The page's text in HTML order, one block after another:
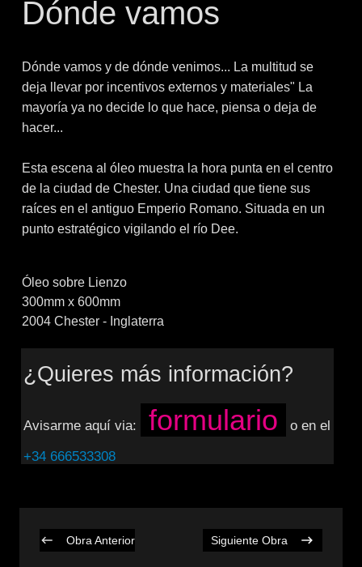
Dónde vamos
Dónde vamos y de dónde venimos... La multitud se
deja llevar por incentivos externos y materiales" La
mayoría ya no decide lo que hace, piensa o deja de
hacer...
Esta escena al óleo muestra la hora punta en el centro
de la ciudad de Chester. Una ciudad que tiene sus
raíces en el antiguo Emperio Romano. Situada en un
punto estratégico vigilando el río Dee.
Óleo sobre Lienzo
300mm x 600mm
2004 Chester - Inglaterra
¿Quieres más información?
Avisarme aquí via: formulario
o en el
+34 666533308
Obra Anterior Siguiente Obra